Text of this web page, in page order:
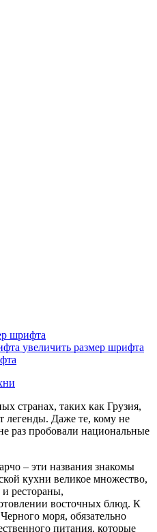
шрифта
увеличить размер шрифта
странах, таких как Грузия,
легенды. Даже те, кому не
раз пробовали национальные
– эти названия знакомы
кухни великое множество,
рестораны,
восточных блюд. К
моря, обязательно
питания, которые